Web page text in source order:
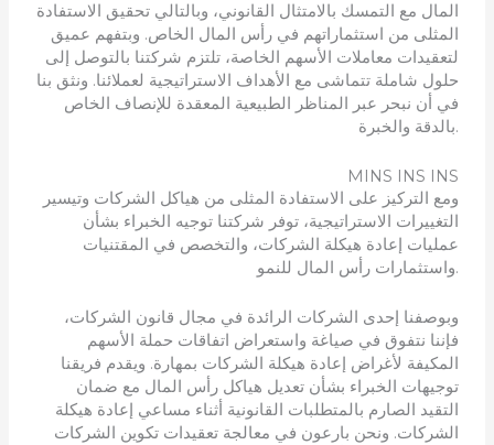
المال مع التمسك بالامتثال القانوني، وبالتالي تحقيق الاستفادة
المثلى من استثماراتهم في رأس المال الخاص. وبتفهم عميق
لتعقيدات معاملات الأسهم الخاصة، تلتزم شركتنا بالتوصل إلى
حلول شاملة تتماشى مع الأهداف الاستراتيجية لعملائنا. ونثق بنا
في أن نبحر عبر المناظر الطبيعية المعقدة للإنصاف الخاص
بالدقة والخبرة.
MINS INS INS
ومع التركيز على الاستفادة المثلى من هياكل الشركات وتيسير
التغييرات الاستراتيجية، توفر شركتنا توجيه الخبراء بشأن
عمليات إعادة هيكلة الشركات، والتخصص في المقتنيات
واستثمارات رأس المال للنمو.
وبوصفنا إحدى الشركات الرائدة في مجال قانون الشركات،
فإننا نتفوق في صياغة واستعراض اتفاقات حملة الأسهم
المكيفة لأغراض إعادة هيكلة الشركات بمهارة. ويقدم فريقنا
توجيهات الخبراء بشأن تعديل هياكل رأس المال مع ضمان
التقيد الصارم بالمتطلبات القانونية أثناء مساعي إعادة هيكلة
الشركات. ونحن بارعون في معالجة تعقيدات تكوين الشركات